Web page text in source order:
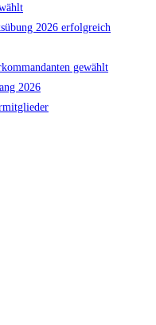
2026 erfolgreich
gewählt
2026